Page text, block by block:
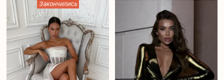
Закончились